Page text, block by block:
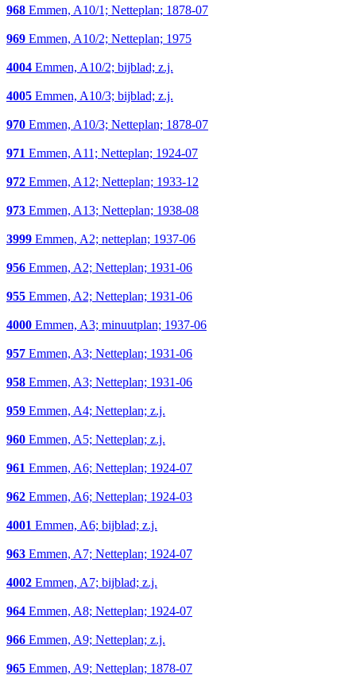
968 Emmen, A10/1; Netteplan; 1878-07
969 Emmen, A10/2; Netteplan; 1975
4004 Emmen, A10/2; bijblad; z.j.
4005 Emmen, A10/3; bijblad; z.j.
970 Emmen, A10/3; Netteplan; 1878-07
971 Emmen, A11; Netteplan; 1924-07
972 Emmen, A12; Netteplan; 1933-12
973 Emmen, A13; Netteplan; 1938-08
3999 Emmen, A2; netteplan; 1937-06
956 Emmen, A2; Netteplan; 1931-06
955 Emmen, A2; Netteplan; 1931-06
4000 Emmen, A3; minuutplan; 1937-06
957 Emmen, A3; Netteplan; 1931-06
958 Emmen, A3; Netteplan; 1931-06
959 Emmen, A4; Netteplan; z.j.
960 Emmen, A5; Netteplan; z.j.
961 Emmen, A6; Netteplan; 1924-07
962 Emmen, A6; Netteplan; 1924-03
4001 Emmen, A6; bijblad; z.j.
963 Emmen, A7; Netteplan; 1924-07
4002 Emmen, A7; bijblad; z.j.
964 Emmen, A8; Netteplan; 1924-07
966 Emmen, A9; Netteplan; z.j.
965 Emmen, A9; Netteplan; 1878-07